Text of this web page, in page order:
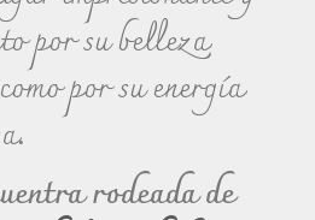
por su belleza
por su energía
rodeada de